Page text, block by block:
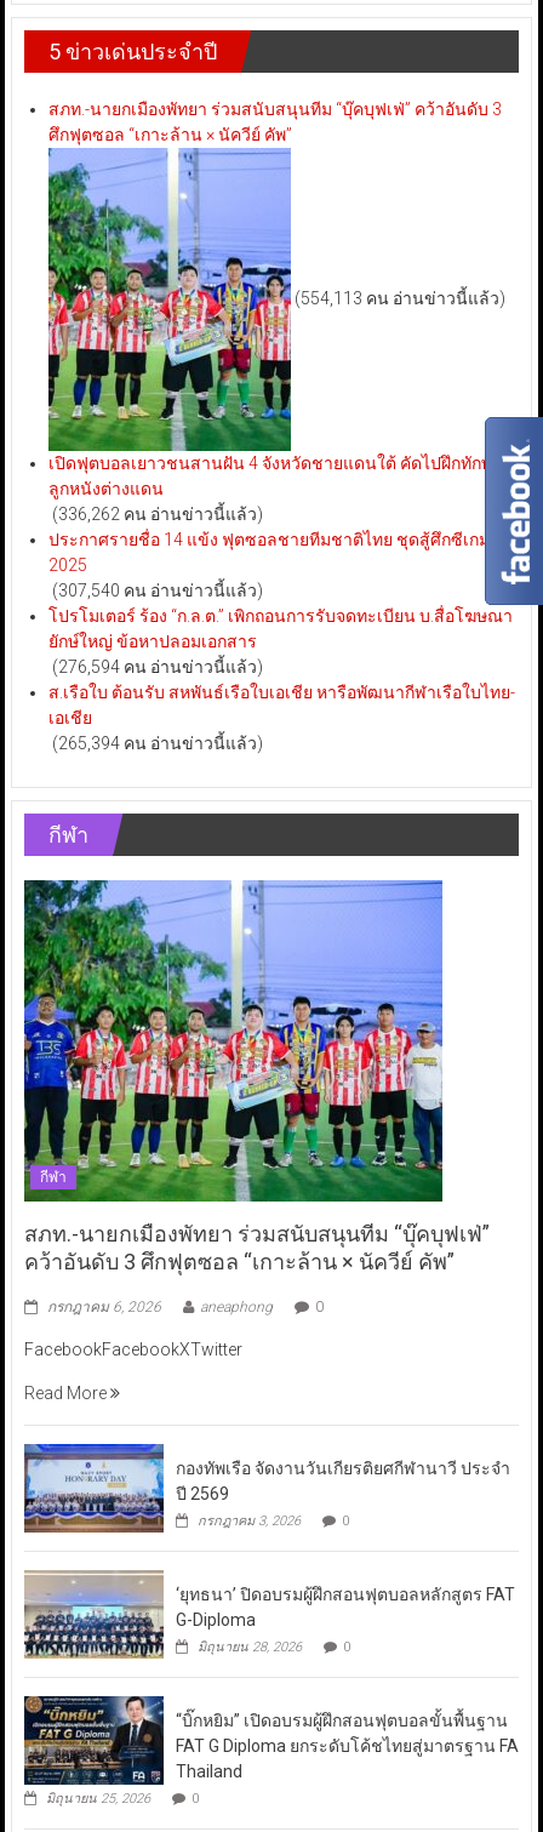
5 ข่าวเด่นประจำปี
สภท.-นายกเมืองพัทยา ร่วมสนับสนุนทีม “บุ๊คบุฟเฟ่” คว้าอันดับ 3
ศึกฟุตซอล “เกาะล้าน × นัควีย์ คัพ”
(554,113 คน อ่านข่าวนี้แล้ว)
เปิดฟุตบอลเยาวชนสานฝัน 4 จังหวัดชายแดนใต้ คัดไปฝึกทักษะ
ลูกหนังต่างแดน
(336,262 คน อ่านข่าวนี้แล้ว)
ประกาศรายชื่อ 14 แข้ง ฟุตซอลชายทีมชาติไทย ชุดสู้ศึกซีเกมส์
2025
(307,540 คน อ่านข่าวนี้แล้ว)
โปรโมเตอร์ ร้อง “ก.ล.ต.” เพิกถอนการรับจดทะเบียน บ.สื่อโฆษณา
ยักษ์ใหญ่ ข้อหาปลอมเอกสาร
(276,594 คน อ่านข่าวนี้แล้ว)
ส.เรือใบ ต้อนรับ สหพันธ์เรือใบเอเชีย หารือพัฒนากีฬาเรือใบไทย-
เอเชีย
(265,394 คน อ่านข่าวนี้แล้ว)
กีฬา
กีฬา
สภท.-นายกเมืองพัทยา ร่วมสนับสนุนทีม “บุ๊คบุฟเฟ่”
คว้าอันดับ 3 ศึกฟุตซอล “เกาะล้าน × นัควีย์ คัพ”
กรกฎาคม 6, 2026 aneaphong 0
FacebookFacebookXTwitter
Read More
กองทัพเรือ จัดงานวันเกียรติยศกีฬานาวี ประจำ
ปี 2569
กรกฎาคม 3, 2026 0
‘ยุทธนา’ ปิดอบรมผู้ฝึกสอนฟุตบอลหลักสูตร FAT
G-Diploma
มิถุนายน 28, 2026 0
“บิ๊กหยิม” เปิดอบรมผู้ฝึกสอนฟุตบอลขั้นพื้นฐาน
FAT G Diploma ยกระดับโค้ชไทยสู่มาตรฐาน FA
Thailand
มิถุนายน 25, 2026 0